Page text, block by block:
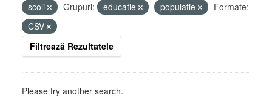
scoli
Grupuri: educatie populatie
Formate:
CSV
Filtrează Rezultatele
Please try another search.